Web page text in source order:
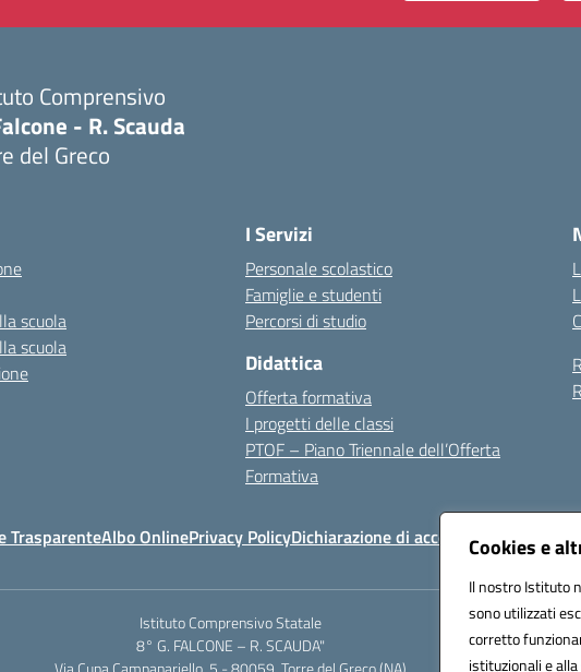
Cookies e
Il nostro Istituto
sono utilizzati
corretto
istituzionali e
Comprensivo
- R. Scauda
del Greco
scuola
scuola
I Servizi
Personale scolastico
Famiglie e studenti
Percorsi di studio
Didattica
Offerta formativa
I progetti delle classi
PTOF – Piano Triennale dell’Offerta
Formativa
TrasparenteAlbo OnlinePrivacy PolicyDichiarazione di accessibilità Note legali
Istituto Comprensivo Statale
8° G. FALCONE – R. SCAUDA"